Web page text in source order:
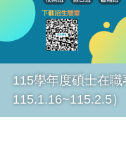
115學年度碩士在
115.1.16~115.2.5）